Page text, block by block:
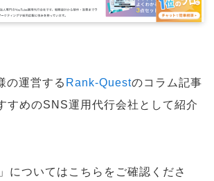
の運営する Rank-Questのコラム記事
すめのSNS運用代行会社として紹介
」についてはこちらをご確認くださ